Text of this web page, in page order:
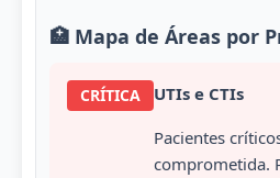
🏥 Mapa de Áreas por
CRÍTICA
UTIs e CTIs
Pacientes
comprometida.